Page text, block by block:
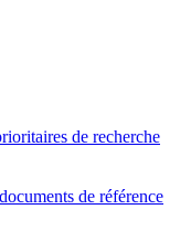
de recherche
de référence